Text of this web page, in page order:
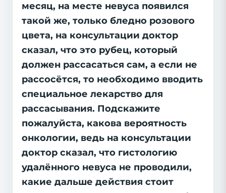
месяц, на месте невуса появился
такой же, только бледно розового
цвета, на консультации доктор
сказал, что это рубец, который
должен рассасаться сам, а если не
рассосётся, то необходимо вводить
специальное лекарство для
рассасывания. Подскажите
пожалуйста, какова вероятность
онкологии, ведь на консультации
доктор сказал, что гистологию
удалённого невуса не проводили,
какие дальше действия стоит